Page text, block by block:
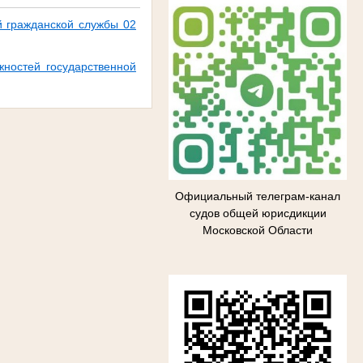
Официальный телеграм-канал
судов общей юрисдикции
Московской Области
гражданской службы 02
государственной